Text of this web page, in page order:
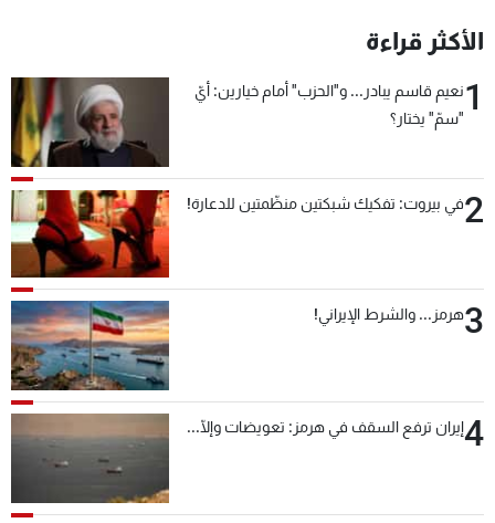
الأكثر قراءة
1نعيم قاسم يبادر... و"الحزب" أمام خيارين: أيّ
"سمّ" يختار؟
2في بيروت: تفكيك شبكتين منظّمتين للدعارة!
3هرمز... والشرط الإيراني!
4إيران ترفع السقف في هرمز: تعويضات وإلّا...
شاهد البرامج
الترددات
شروط الإسـتخدام
سياسة الخصوصية